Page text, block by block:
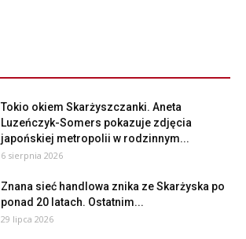
Tokio okiem Skarżyszczanki. Aneta
Luzeńczyk-Somers pokazuje zdjęcia
japońskiej metropolii w rodzinnym...
6 sierpnia 2026
Znana sieć handlowa znika ze Skarżyska po
ponad 20 latach. Ostatnim...
29 lipca 2026